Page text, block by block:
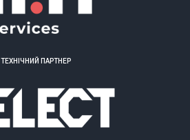
ТЕХНІЧНИЙ ПАРТНЕР